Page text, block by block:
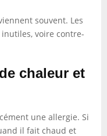
souvent. Les
voire contre-
chaleur et
une allergie. Si
il fait chaud et